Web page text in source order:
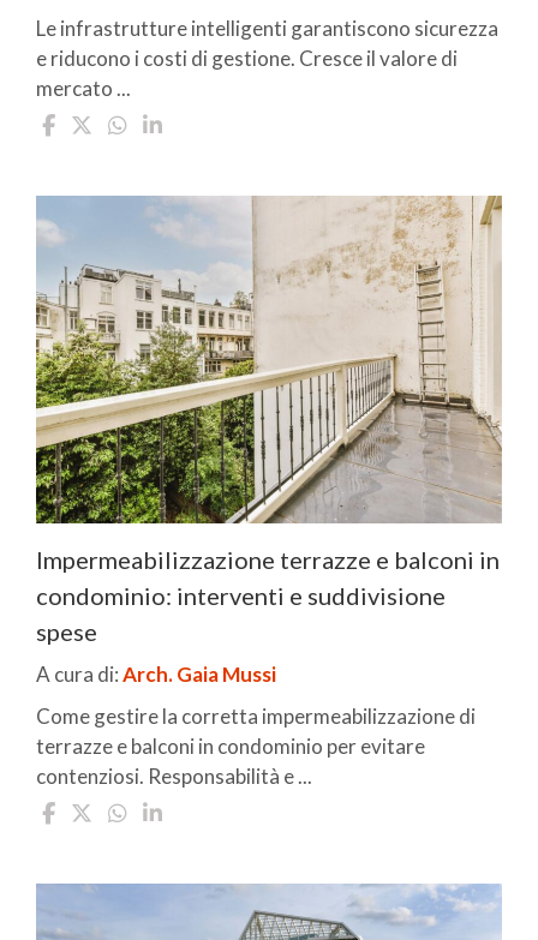
Le infrastrutture intelligenti garantiscono sicurezza
e riducono i costi di gestione. Cresce il valore di
mercato ...
Impermeabilizzazione terrazze e balconi in
condominio: interventi e suddivisione
spese
A cura di:Arch. Gaia Mussi
Come gestire la corretta impermeabilizzazione di
terrazze e balconi in condominio per evitare
contenziosi. Responsabilità e ...